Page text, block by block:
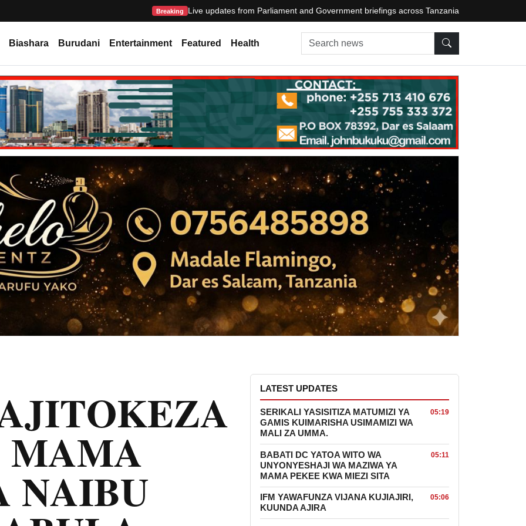
Breaking Live updates from Parliament and Government briefings across Tanzania
Biashara Burudani Entertainment Featured Health Search news
NAIBU
LATEST UPDATES
SERIKALI YASISITIZA MATUMIZI YA
GAMIS KUIMARISHA USIMAMIZI WA
MALI ZA UMMA.
05:19
BABATI DC YATOA WITO WA
UNYONYESHAJI WA MAZIWA YA
MAMA PEKEE KWA MIEZI SITA
05:11
IFM YAWAFUNZA VIJANA KUJIAJIRI,
KUUNDA AJIRA
05:06